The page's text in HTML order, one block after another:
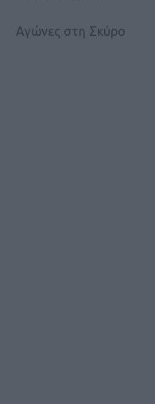
Αγώνες στη Σκύρο